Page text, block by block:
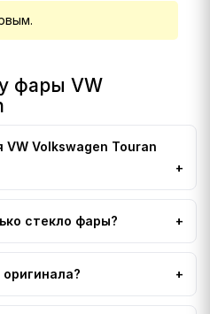
фары VW
Volkswagen Touran
стекло фары?